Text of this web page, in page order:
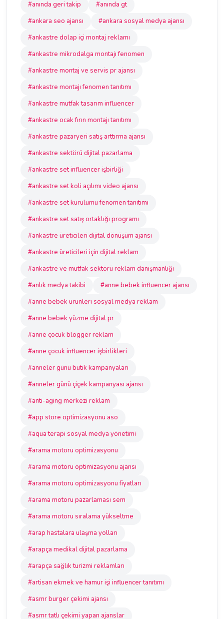
#anında geri takip
#anında gt
#ankara seo ajansı
#ankara sosyal medya ajansı
#ankastre dolap içi montaj reklamı
#ankastre mikrodalga montajı fenomen
#ankastre montaj ve servis pr ajansı
#ankastre montajı fenomen tanıtımı
#ankastre mutfak tasarım influencer
#ankastre ocak fırın montajı tanıtımı
#ankastre pazaryeri satış arttırma ajansı
#ankastre sektörü dijital pazarlama
#ankastre set influencer işbirliği
#ankastre set koli açılımı video ajansı
#ankastre set kurulumu fenomen tanıtımı
#ankastre set satış ortaklığı programı
#ankastre üreticileri dijital dönüşüm ajansı
#ankastre üreticileri için dijital reklam
#ankastre ve mutfak sektörü reklam danışmanlığı
#anlık medya takibi
#anne bebek influencer ajansı
#anne bebek ürünleri sosyal medya reklam
#anne bebek yüzme dijital pr
#anne çocuk blogger reklam
#anne çocuk influencer işbirlikleri
#anneler günü butik kampanyaları
#anneler günü çiçek kampanyası ajansı
#anti-aging merkezi reklam
#app store optimizasyonu aso
#aqua terapi sosyal medya yönetimi
#arama motoru optimizasyonu
#arama motoru optimizasyonu ajansı
#arama motoru optimizasyonu fiyatları
#arama motoru pazarlaması sem
#arama motoru sıralama yükseltme
#arap hastalara ulaşma yolları
#arapça medikal dijital pazarlama
#arapça sağlık turizmi reklamları
#artisan ekmek ve hamur işi influencer tanıtımı
#asmr burger çekimi ajansı
#asmr tatlı çekimi yapan ajanslar